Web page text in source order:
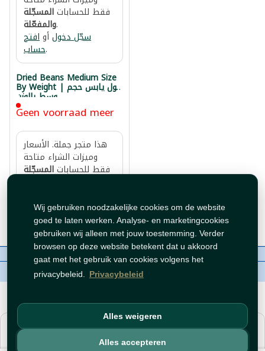
Wij gebruiken noodzakelijke cookies om de website
goed te laten werken. Analyse- en marketingcookies
gebruiken wij alleen met jouw toestemming. Verder
browsen op deze website betekent dat u akkoord
gaat met het gebruik van cookies volgens het
privacybeleid. Privacybeleid
Alles weigeren
Alles accepteren
فقط للحساباتالمسجّلة
والمفعّلة.
سجّل دخولأوافتح
حساب.
Dried Beans Medium Size
By Weight | فول يابس حجم
وسط بالوزن
Geen voorraad meer
هذا متجر جملة. الأسعار
وميزات الشراء متاحة
فقط للحساباتالمسجّلة
حساب
Contact Beleid
auteursrechten©Tawfeer 2018-2026
هذا متجر جملة. الأسعار وميزات الشراء متاحة فقط للحساباتالمسجّلة
والمفعّلة